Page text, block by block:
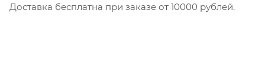
Доставка бесплатна при заказе от 10000 рублей.